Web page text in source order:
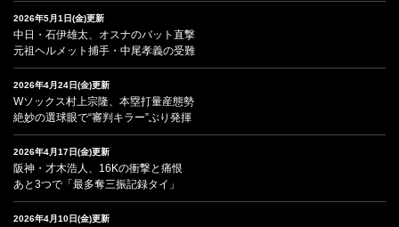
2026年5月1日(金)更新
中日・石伊雄太、オスナのバット直撃
元祖ヘルメット捕手・中尾孝義の受難
2026年4月24日(金)更新
Wソックス村上宗隆、本塁打量産態勢
絶妙の選球眼で“審判キラー”ぶり発揮
2026年4月17日(金)更新
阪神・才木浩人、16Kの衝撃と痛恨
あと3つで「最多奪三振記録タイ」
2026年4月10日(金)更新